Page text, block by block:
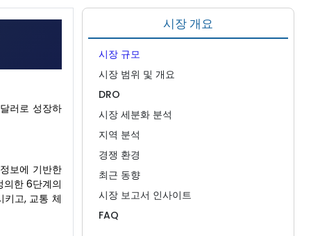
러로 성장하
보에 기반한
한 6단계의
고, 교통 체
시장 개요
시장 규모
시장 범위 및 개요
DRO
시장 세분화 분석
지역 분석
경쟁 환경
최근 동향
시장 보고서 인사이트
FAQ